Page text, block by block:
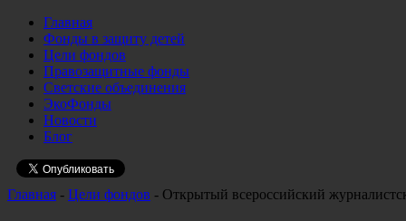
Главная
Фонды в защиту детей
Цели фондов
Правозащитные фонды
Светские объединения
ЭкоФонды
Новости
Блог
Главная - Цели фондов - Открытый всероссийский